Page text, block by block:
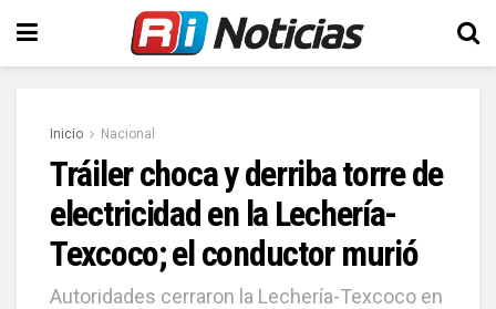
Inicio Nacional
Tráiler choca y derriba torre de
electricidad en la Lechería-
Texcoco; el conductor murió
Autoridades cerraron la Lechería-Texcoco en